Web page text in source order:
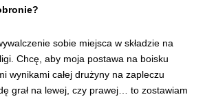
sobie miejsca w składzie na
Chcę, aby moja postawa na boisku
wynikami całej drużyny na zapleczu
grał na lewej, czy prawej… to zostawiam